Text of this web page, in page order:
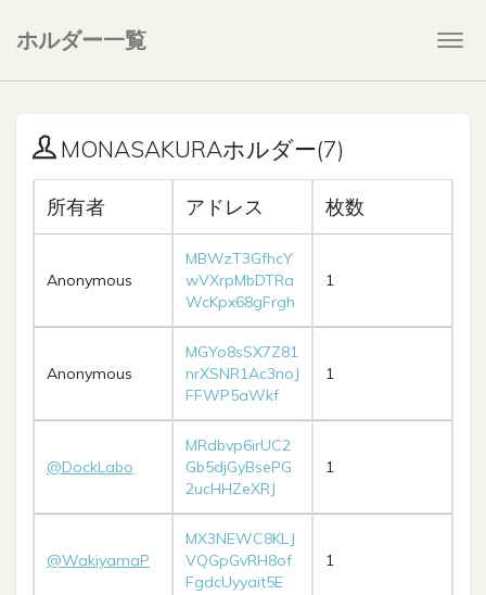
ホルダー一覧
MONASAKURAホルダー(7)
所有者 アドレス 枚数
Anonymous
MBWzT3GfhcY
wVXrpMbDTRa
WcKpx68gFrgh
1
Anonymous
MGYo8sSX7Z81
nrXSNR1Ac3noJ
FFWP5aWkf
1
@DockLabo
MRdbvp6irUC2
Gb5djGyBsePG
2ucHHZeXRJ
1
@WakiyamaP
MX3NEWC8KLJ
VQGpGvRH8of
FgdcUyyait5E
1